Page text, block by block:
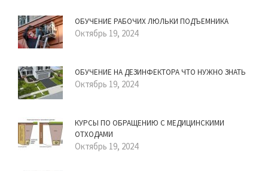
ОБУЧЕНИЕ РАБОЧИХ ЛЮЛЬКИ ПОДЪЕМНИКА
Октябрь 19, 2024
ОБУЧЕНИЕ НА ДЕЗИНФЕКТОРА ЧТО НУЖНО ЗНАТЬ
Октябрь 19, 2024
КУРСЫ ПО ОБРАЩЕНИЮ С МЕДИЦИНСКИМИ
ОТХОДАМИ
Октябрь 19, 2024